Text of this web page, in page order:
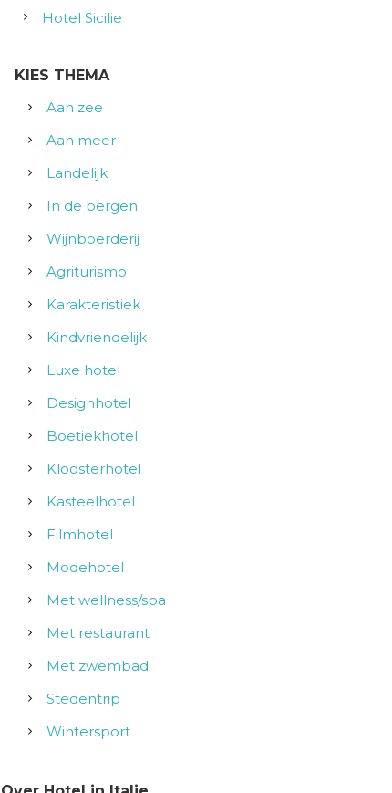
Hotel Sicilie
KIES THEMA
Aan zee
Aan meer
Landelijk
In de bergen
Wijnboerderij
Agriturismo
Karakteristiek
Kindvriendelijk
Luxe hotel
Designhotel
Boetiekhotel
Kloosterhotel
Kasteelhotel
Filmhotel
Modehotel
Met wellness/spa
Met restaurant
Met zwembad
Stedentrip
Wintersport